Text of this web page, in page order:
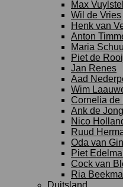
Max
Wil de Vries
Henk van
Anton
Maria
Piet de
Jan Renes
Aad
Wim
Cornelia de
Ank de Jong
Nico
Ruud
Oda van
Piet
Cock van
Ria
Duitsland